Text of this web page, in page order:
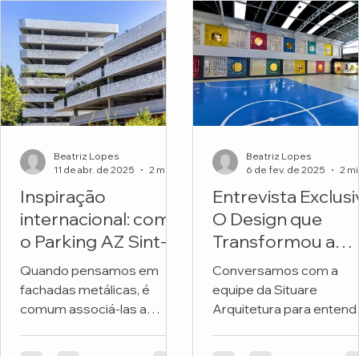
Inspiração
internacional: como
o Parking AZ Sint-
Lucas transforma
metal e natureza
em arquitetura
premiada
Quando pensamos em
fachadas metálicas, é
comum associá-las a
ou exclusivamente
Beatriz Lopes
11 de abr. de 2025
Entrevista
O Design que
Transformou a
Fachada de uma
Escola
Conversamos com a
equipe da Situare
Arquitetura para
revitalizou a fachada da
Beatriz Lopes
6 de fev. de 2025